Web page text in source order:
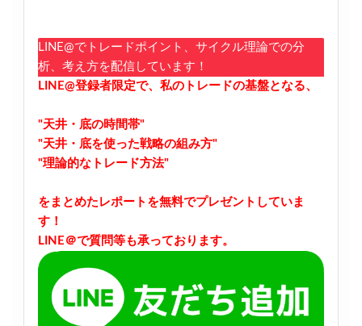
LINE@でトレードポイント、サイクル理論での分
析、考え方を配信しています！
LINE@登録者限定で、私のトレードの基盤となる、
"天井・底の時間帯"
"天井・底を使った戦略の組み方"
"理論的なトレード方法"
をまとめたレポートを無料でプレゼントしていま
す！
LINE＠で質問等も承っております。